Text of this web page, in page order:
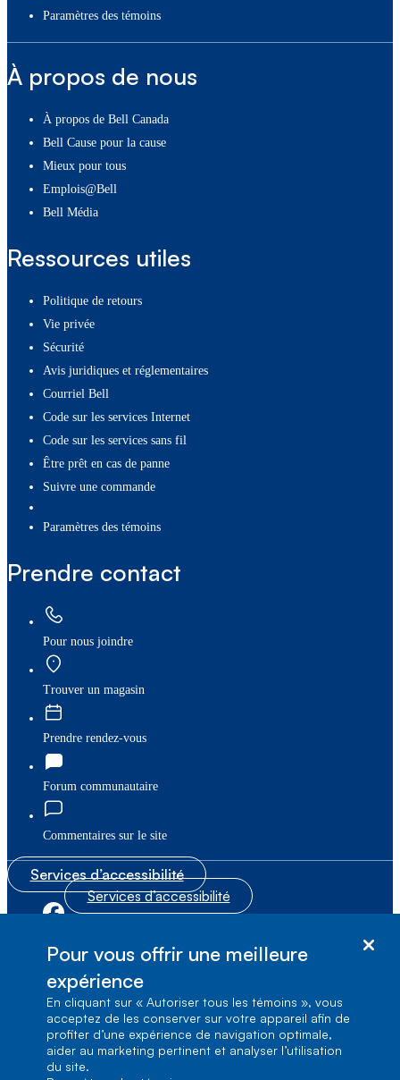
paramètres des témoins
À propos de nous
À propos de Bell Canada
Bell Cause pour la cause
Mieux pour tous
Emplois@Bell
Bell Média
Ressources utiles
Politique de retours
Vie privée
Sécurité
Avis juridiques et réglementaires
Courriel Bell
Code sur les services Internet
Code sur les services sans fil
Être prêt en cas de panne
Suivre une commande
paramètres des témoins
Prendre contact
Pour nous joindre
Trouver un magasin
Prendre rendez-vous
Forum communautaire
Commentaires sur le site
Services d’accessibilité
Services d’accessibilité
1, carrefour Alexander-Graham-Bell, Aile A-7,
Verdun, Québec, H3E 3B3
Pour vous offrir une meilleure
expérience
En cliquant sur « Autoriser tous les témoins », vous
acceptez de les conserver sur votre appareil afin de
profiter d’une expérience de navigation optimale,
aider au marketing pertinent et analyser l’utilisation
du site.